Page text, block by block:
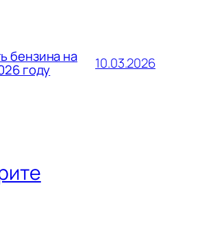
бензина на
году 10.03.2026